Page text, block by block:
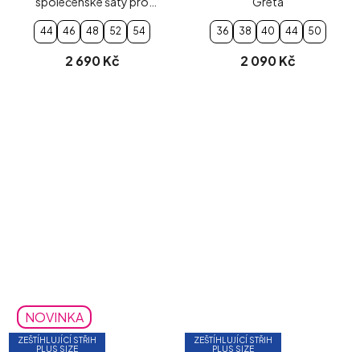
plnoštíhlé (zelené)
44 46 48 52 54
2 690 Kč
36 38 40 44 50
2 090 Kč
NOVINKA
ZEŠTÍHLUJÍCÍ STŘIH
PLUS SIZE
ZEŠTÍHLUJÍCÍ STŘIH
PLUS SIZE